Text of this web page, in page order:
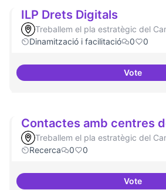
ILP Drets Digitals
Treballem el pla estratègic del
Dinamització i facilitació
0 0
Vote
ILP
Contactes amb centres
Treballem el pla estratègic del
Recerca
0 0
Vote